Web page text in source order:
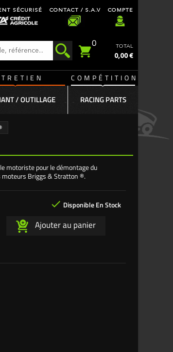
SÉCURISÉ CONTACT / S.A.V COMPTE
0 TOTAL
0,00 €
COMPÉTITION
/ OUTILLAGE RACING PARTS
motoriste pour le démontage du
Briggs & Stratton ®.
 Disponible En Stock
Ajouter au panier